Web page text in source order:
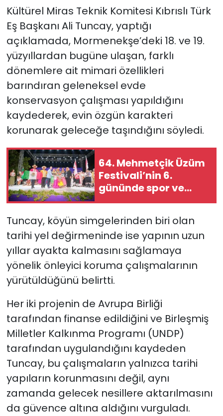
Kültürel Miras Teknik Komitesi Kıbrıslı Türk
Eş Başkanı Ali Tuncay, yaptığı
açıklamada, Mormenekşe’deki 18. ve 19.
yüzyıllardan bugüne ulaşan, farklı
dönemlere ait mimari özellikleri
barındıran geleneksel evde
konservasyon çalışması yapıldığını
kaydederek, evin özgün karakteri
korunarak geleceğe taşındığını söyledi.
64. Mehmetçik Üzüm
Festivali’nin 6.
gününde spor ve
kültür buluştu
Tuncay, köyün simgelerinden biri olan
tarihi yel değirmeninde ise yapının uzun
yıllar ayakta kalmasını sağlamaya
yönelik önleyici koruma çalışmalarının
yürütüldüğünü belirtti.
Her iki projenin de Avrupa Birliği
tarafından finanse edildiğini ve Birleşmiş
Milletler Kalkınma Programı (UNDP)
tarafından uygulandığını kaydeden
Tuncay, bu çalışmaların yalnızca tarihi
yapıların korunmasını değil, aynı
zamanda gelecek nesillere aktarılmasını
da güvence altına aldığını vurguladı.
Teknoloji
TÜRKiYE
Video Galeri
YAŞAM
Yazarlar